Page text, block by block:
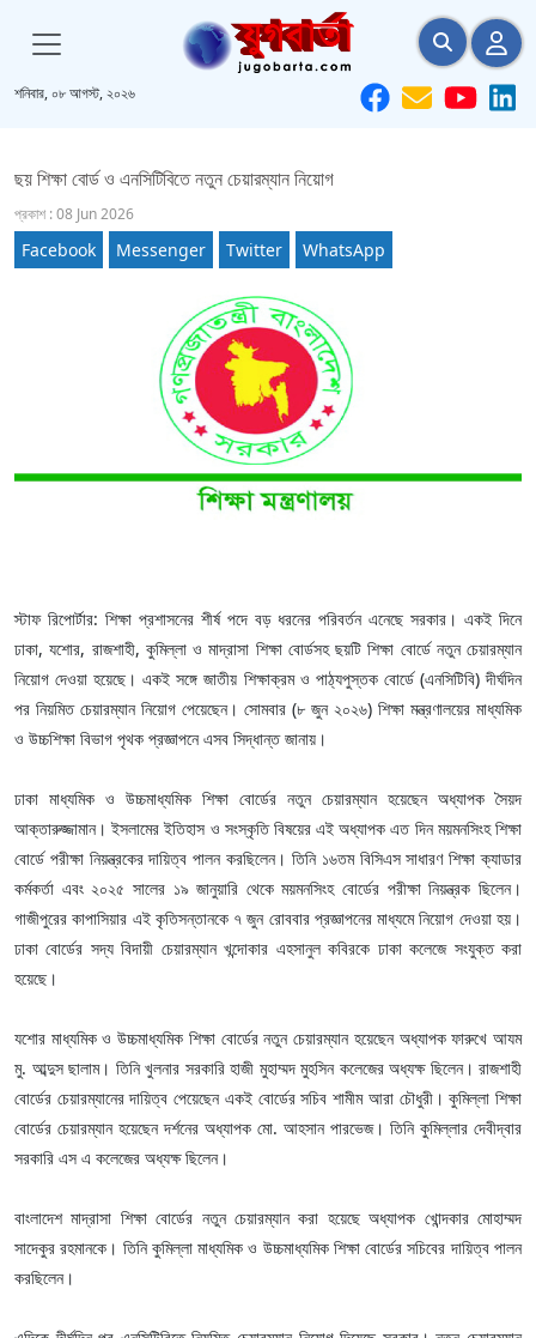
শনিবার, ০৮ আগস্ট, ২০২৬
ছয় শিক্ষা বোর্ড ও এনসিটিবিতে নতুন চেয়ারম্যান নিয়োগ
প্রকাশ : 08 Jun 2026
Facebook Messenger Twitter WhatsApp
স্টাফ রিপোর্টার: শিক্ষা প্রশাসনের শীর্ষ পদে বড় ধরনের পরিবর্তন এনেছে সরকার। একই দিনে
ঢাকা, যশোর, রাজশাহী, কুমিল্লা ও মাদ্রাসা শিক্ষা বোর্ডসহ ছয়টি শিক্ষা বোর্ডে নতুন চেয়ারম্যান
নিয়োগ দেওয়া হয়েছে। একই সঙ্গে জাতীয় শিক্ষাক্রম ও পাঠ্যপুস্তক বোর্ডে (এনসিটিবি) দীর্ঘদিন
পর নিয়মিত চেয়ারম্যান নিয়োগ পেয়েছেন। সোমবার (৮ জুন ২০২৬) শিক্ষা মন্ত্রণালয়ের মাধ্যমিক
ও উচ্চশিক্ষা বিভাগ পৃথক প্রজ্ঞাপনে এসব সিদ্ধান্ত জানায়।
ঢাকা মাধ্যমিক ও উচ্চমাধ্যমিক শিক্ষা বোর্ডের নতুন চেয়ারম্যান হয়েছেন অধ্যাপক সৈয়দ
আক্তারুজ্জামান। ইসলামের ইতিহাস ও সংস্কৃতি বিষয়ের এই অধ্যাপক এত দিন ময়মনসিংহ শিক্ষা
বোর্ডে পরীক্ষা নিয়ন্ত্রকের দায়িত্ব পালন করছিলেন। তিনি ১৬তম বিসিএস সাধারণ শিক্ষা ক্যাডার
কর্মকর্তা এবং ২০২৫ সালের ১৯ জানুয়ারি থেকে ময়মনসিংহ বোর্ডের পরীক্ষা নিয়ন্ত্রক ছিলেন।
গাজীপুরের কাপাসিয়ার এই কৃতিসন্তানকে ৭ জুন রোববার প্রজ্ঞাপনের মাধ্যমে নিয়োগ দেওয়া হয়।
ঢাকা বোর্ডের সদ্য বিদায়ী চেয়ারম্যান খন্দোকার এহসানুল কবিরকে ঢাকা কলেজে সংযুক্ত করা
হয়েছে।
যশোর মাধ্যমিক ও উচ্চমাধ্যমিক শিক্ষা বোর্ডের নতুন চেয়ারম্যান হয়েছেন অধ্যাপক ফারুখে আযম
মু. আব্দুস ছালাম। তিনি খুলনার সরকারি হাজী মুহাম্মদ মুহসিন কলেজের অধ্যক্ষ ছিলেন। রাজশাহী
বোর্ডের চেয়ারম্যানের দায়িত্ব পেয়েছেন একই বোর্ডের সচিব শামীম আরা চৌধুরী। কুমিল্লা শিক্ষা
বোর্ডের চেয়ারম্যান হয়েছেন দর্শনের অধ্যাপক মো. আহসান পারভেজ। তিনি কুমিল্লার দেবীদ্বার
সরকারি এস এ কলেজের অধ্যক্ষ ছিলেন।
বাংলাদেশ মাদ্রাসা শিক্ষা বোর্ডের নতুন চেয়ারম্যান করা হয়েছে অধ্যাপক খোন্দকার মোহাম্মদ
সাদেকুর রহমানকে। তিনি কুমিল্লা মাধ্যমিক ও উচ্চমাধ্যমিক শিক্ষা বোর্ডের সচিবের দায়িত্ব পালন
করছিলেন।